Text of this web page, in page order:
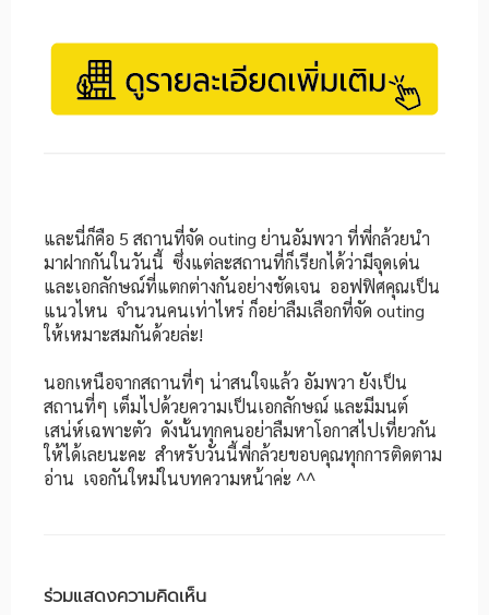
และนี่ก็คือ 5 สถานที่จัด outing ย่านอัมพวา ที่พี่กล้วยนำ
มาฝากกันในวันนี้ ซึ่งแต่ละสถานที่ก็เรียกได้ว่ามีจุดเด่น
และเอกลักษณ์ที่แตกต่างกันอย่างชัดเจน ออฟฟิศคุณเป็น
แนวไหน จำนวนคนเท่าไหร่ ก็อย่าลืมเลือกที่จัด outing
ให้เหมาะสมกันด้วยล่ะ!
นอกเหนือจากสถานที่ๆ น่าสนใจแล้ว อัมพวา ยังเป็น
สถานที่ๆ เต็มไปด้วยความเป็นเอกลักษณ์ และมีมนต์
เสน่ห์เฉพาะตัว ดังนั้นทุกคนอย่าลืมหาโอกาสไปเที่ยวกัน
ให้ได้เลยนะคะ สำหรับวันนี้พี่กล้วยขอบคุณทุกการติดตาม
อ่าน เจอกันใหม่ในบทความหน้าค่ะ ^^
ร่วมแสดงความคิดเห็น